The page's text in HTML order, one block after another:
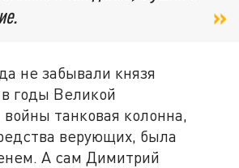
не забывали князя
годы Великой
танковая колонна,
верующих, была
А сам Димитрий